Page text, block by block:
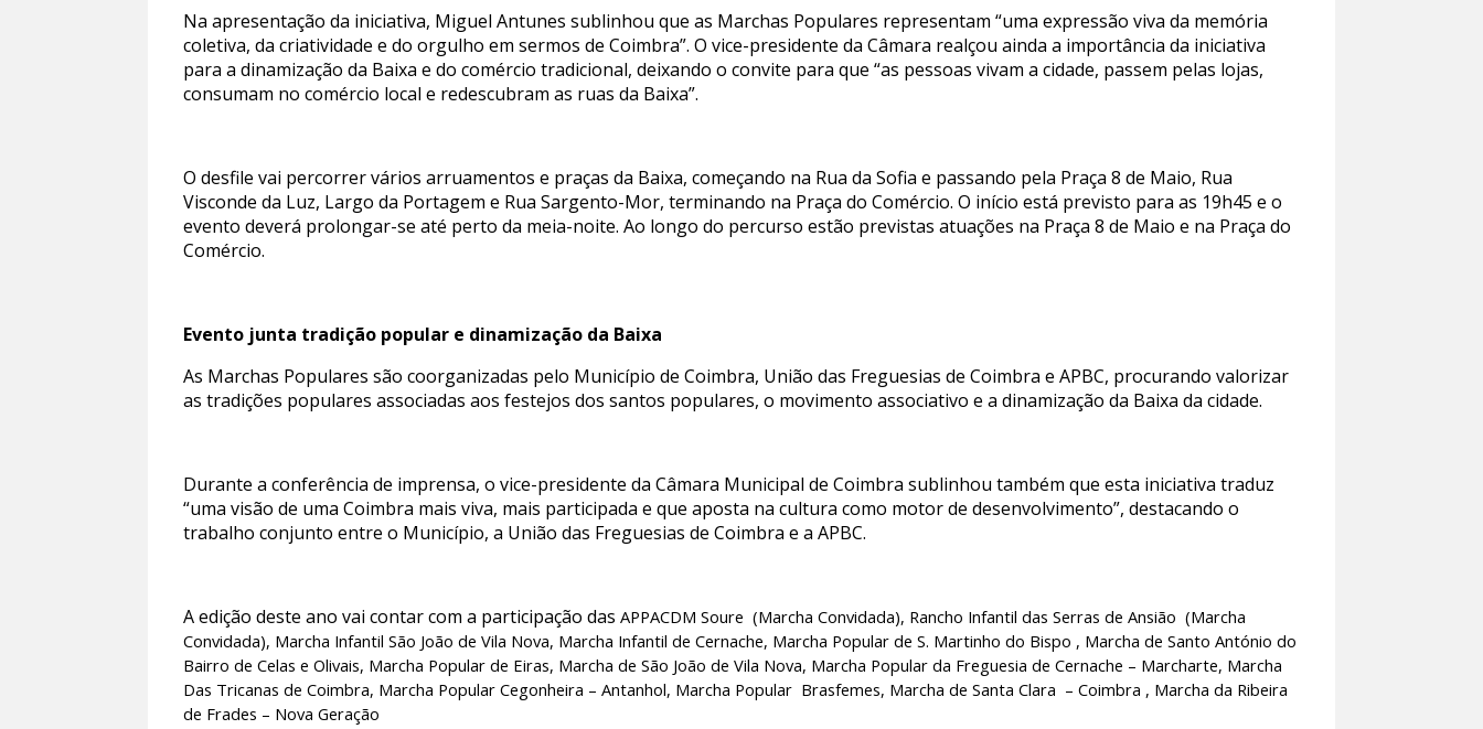
Na apresentação da iniciativa, Miguel Antunes sublinhou que as Marchas Populares representam “uma expressão viva da memória
coletiva, da criatividade e do orgulho em sermos de Coimbra”. O vice-presidente da Câmara realçou ainda a importância da iniciativa
para a dinamização da Baixa e do comércio tradicional, deixando o convite para que “as pessoas vivam a cidade, passem pelas lojas,
consumam no comércio local e redescubram as ruas da Baixa”.
O desfile vai percorrer vários arruamentos e praças da Baixa, começando na Rua da Sofia e passando pela Praça 8 de Maio, Rua
Visconde da Luz, Largo da Portagem e Rua Sargento-Mor, terminando na Praça do Comércio. O início está previsto para as 19h45 e o
evento deverá prolongar-se até perto da meia-noite. Ao longo do percurso estão previstas atuações na Praça 8 de Maio e na Praça do
Comércio.
Evento junta tradição popular e dinamização da Baixa
As Marchas Populares são coorganizadas pelo Município de Coimbra, União das Freguesias de Coimbra e APBC, procurando valorizar
as tradições populares associadas aos festejos dos santos populares, o movimento associativo e a dinamização da Baixa da cidade.
Durante a conferência de imprensa, o vice-presidente da Câmara Municipal de Coimbra sublinhou também que esta iniciativa traduz
“uma visão de uma Coimbra mais viva, mais participada e que aposta na cultura como motor de desenvolvimento”, destacando o
trabalho conjunto entre o Município, a União das Freguesias de Coimbra e a APBC.
A edição deste ano vai contar com a participação dasAPPACDM Soure (Marcha Convidada), Rancho Infantil das Serras de Ansião (Marcha
Convidada), Marcha Infantil São João de Vila Nova, Marcha Infantil de Cernache, Marcha Popular de S. Martinho do Bispo , Marcha de Santo António do
Bairro de Celas e Olivais, Marcha Popular de Eiras, Marcha de São João de Vila Nova, Marcha Popular da Freguesia de Cernache – Marcharte, Marcha
Das Tricanas de Coimbra, Marcha Popular Cegonheira – Antanhol, Marcha Popular Brasfemes, Marcha de Santa Clara – Coimbra , Marcha da Ribeira
de Frades – Nova Geração